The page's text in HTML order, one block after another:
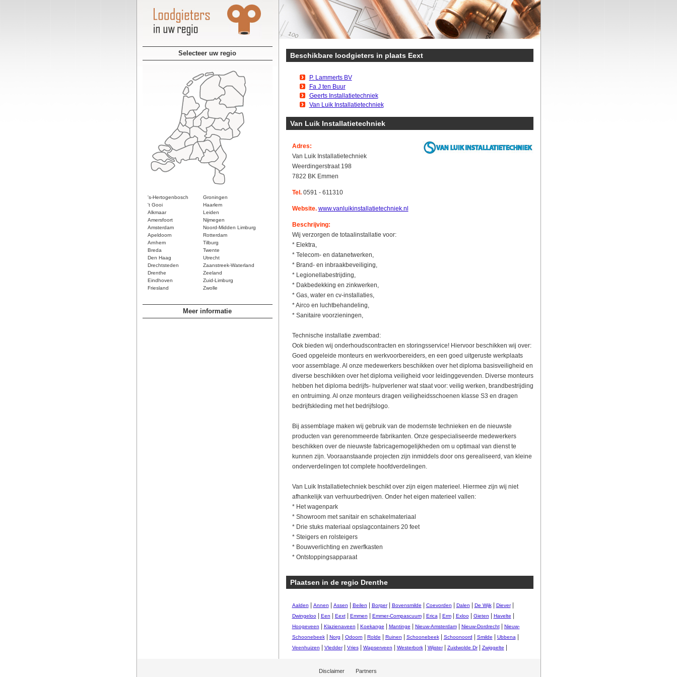
Selecteer uw regio
's-Hertogenbosch
Groningen
't Gooi
Haarlem
Alkmaar
Leiden
Amersfoort
Nijmegen
Amsterdam
Noord-Midden Limburg
Apeldoorn
Rotterdam
Arnhem
Tilburg
Breda
Twente
Den Haag
Utrecht
Drechtsteden
Zaanstreek-Waterland
Drenthe
Zeeland
Eindhoven
Zuid-Limburg
Friesland
Zwolle
Meer informatie
Beschikbare loodgieters in plaats Eext
P. Lammerts BV
Fa J ten Buur
Geerts Installatietechniek
Van Luik Installatietechniek
Van Luik Installatietechniek
Adres:
Van Luik Installatietechniek
Weerdingerstraat 198
7822 BK Emmen
Tel.0591 - 611310
Website. www.vanluikinstallatietechniek.nl
Beschrijving:
Wij verzorgen de totaalinstallatie voor:
* Elektra,
* Telecom- en datanetwerken,
* Brand- en inbraakbeveiliging,
* Legionellabestrijding,
* Dakbedekking en zinkwerken,
* Gas, water en cv-installaties,
* Airco en luchtbehandeling,
* Sanitaire voorzieningen,
Technische installatie zwembad:
Ook bieden wij onderhoudscontracten en storingsservice! Hiervoor beschikken wij over:
Goed opgeleide monteurs en werkvoorbereiders, en een goed uitgeruste werkplaats
voor assemblage. Al onze medewerkers beschikken over het diploma basisveiligheid en
diverse beschikken over het diploma veiligheid voor leidinggevenden. Diverse monteurs
hebben het diploma bedrijfs- hulpverlener wat staat voor: veilig werken, brandbestrijding
en ontruiming. Al onze monteurs dragen veiligheidsschoenen klasse S3 en dragen
bedrijfskleding met het bedrijfslogo.
Bij assemblage maken wij gebruik van de modernste technieken en de nieuwste
producten van gerenommeerde fabrikanten. Onze gespecialiseerde medewerkers
beschikken over de nieuwste fabricagemogelijkheden om u optimaal van dienst te
kunnen zijn. Vooraanstaande projecten zijn inmiddels door ons gerealiseerd, van kleine
onderverdelingen tot complete hoofdverdelingen.
Van Luik Installatietechniek beschikt over zijn eigen materieel. Hiermee zijn wij niet
afhankelijk van verhuurbedrijven. Onder het eigen materieel vallen:
* Het wagenpark
* Showroom met sanitair en schakelmateriaal
* Drie stuks materiaal opslagcontainers 20 feet
* Steigers en rolsteigers
* Bouwverlichting en zwerfkasten
* Ontstoppingsapparaat
Plaatsen in de regio Drenthe
Aalden Annen Assen Beilen Borger| Bovensmilde Coevorden Dalen De Wijk| Diever|
Dwingeloo| Een Eext| Emmen Emmer-Compascuum| Erica| Erm| Exloo| Gieten Havelte
Hoogeveen Klazienaveen Koekange Mantinge Nieuw-Amsterdam| Nieuw-Dordrecht|
Nieuw-
Schoonebeek| Norg Odoorn Rolde Ruinen Schoonebeek| Schoonoord Smilde Ubbena|
Veenhuizen Vledder| Vries| Wapserveen Westerbork| Wijster| Zuidwolde Dr| Zwiggelte
Disclaimer Partners